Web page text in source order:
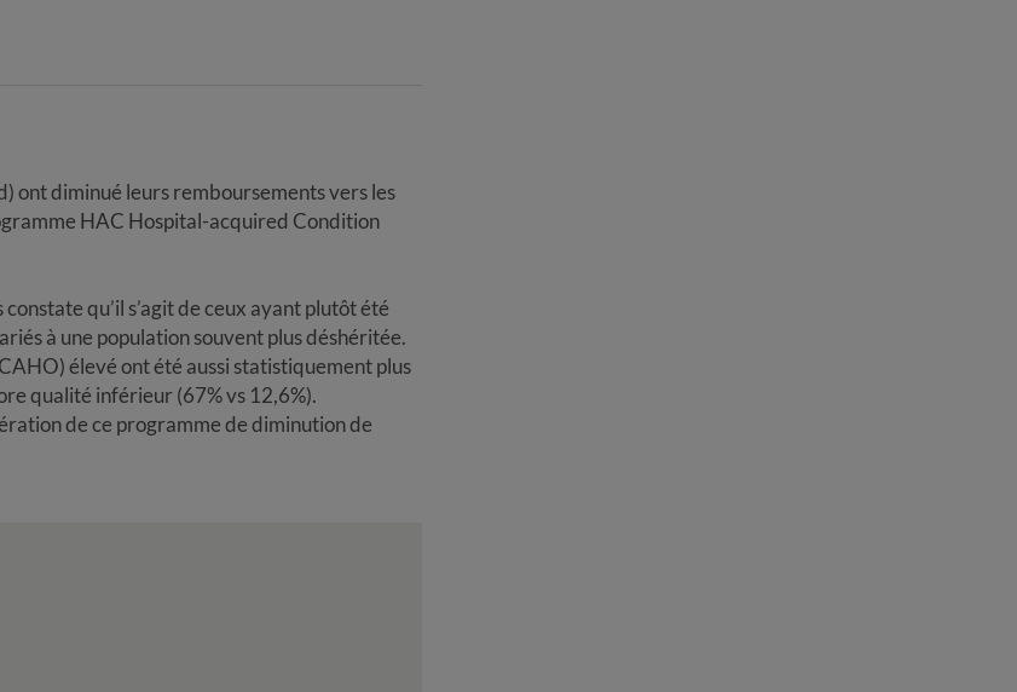
ont diminué leurs remboursements vers les
HAC Hospital-acquired Condition
qu’il s’agit de ceux ayant plutôt été
à une population souvent plus déshéritée.
élevé ont été aussi statistiquement plus
qualité inférieur (67% vs 12,6%).
de ce programme de diminution de